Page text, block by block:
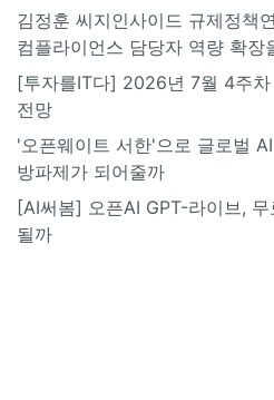
김정훈 씨지인사이드 규제정책
컴플라이언스 담당자 역량 확장
[투자를IT다] 2026년 7월 4주
전망
'오픈웨이트 서한'으로 글로벌 AI
방파제가 되어줄까
[AI써봄] 오픈AI GPT-라이브,
될까